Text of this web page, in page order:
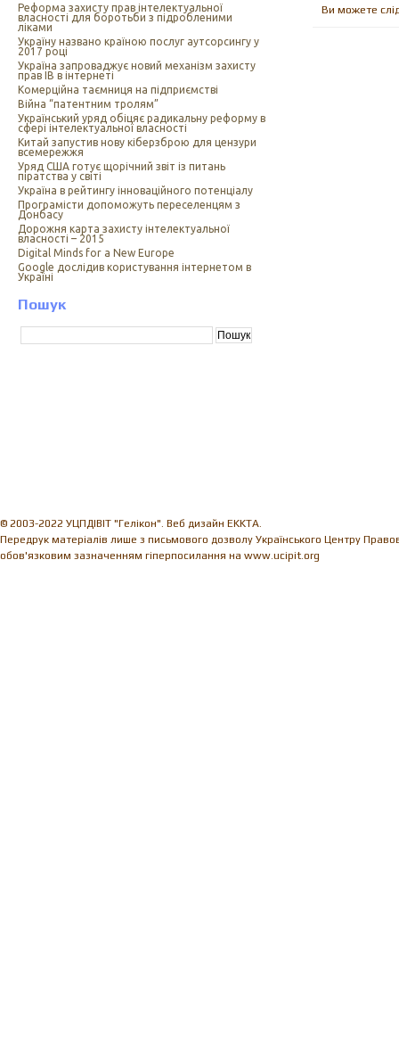
Реформа захисту прав інтелектуальної
власності для боротьби з підробленими
ліками
Україну названо країною послуг аутсорсингу у
2017 році
Україна запроваджує новий механізм захисту
прав ІВ в інтернеті
Комерційна таємниця на підприємстві
Війна “патентним тролям”
Український уряд обіцяє радикальну реформу в
сфері інтелектуальної власності
Китай запустив нову кіберзброю для цензури
всемережжя
Уряд США готує щорічний звіт із питань
піратства у світі
Україна в рейтингу інноваційного потенціалу
Програмісти допоможуть переселенцям з
Донбасу
Дорожня карта захисту інтелектуальної
власності – 2015
Digital Minds for a New Europe
Google дослідив користування інтернетом в
Україні
Пошук
Ви можете
© 2003-2022 УЦПДІВІТ "Гелікон". Веб дизайн EKKTA.
Передрук матеріалів лише з письмового дозволу Українського Центру
обов'язковим зазначенням гіперпосилання на www.ucipit.org